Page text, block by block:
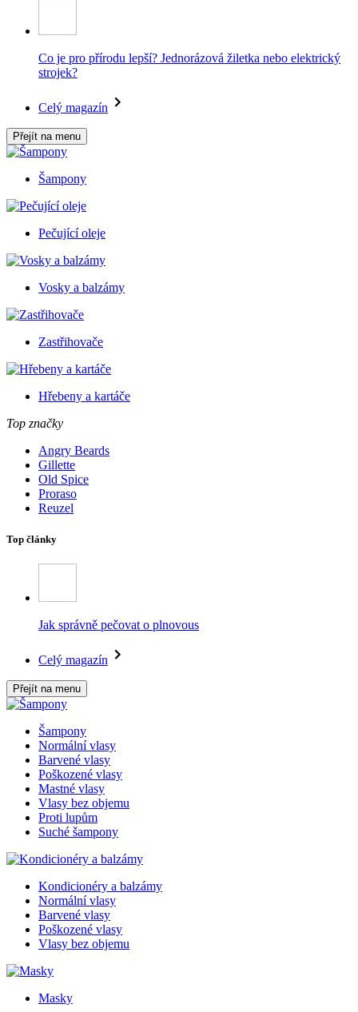
Co je pro přírodu lepší? Jednorázová žiletka nebo elektrický
strojek?
Celý magazín
Přejít na menu
Šampony
Pečující oleje
Vosky a balzámy
Zastřihovače
Hřebeny a kartáče
Top značky
Angry Beards
Gillette
Old Spice
Proraso
Reuzel
Top články
Jak správně pečovat o plnovous
Celý magazín
Přejít na menu
Šampony
Normální vlasy
Barvené vlasy
Poškozené vlasy
Mastné vlasy
Vlasy bez objemu
Proti lupům
Suché šampony
Kondicionéry a balzámy
Normální vlasy
Barvené vlasy
Poškozené vlasy
Vlasy bez objemu
Masky